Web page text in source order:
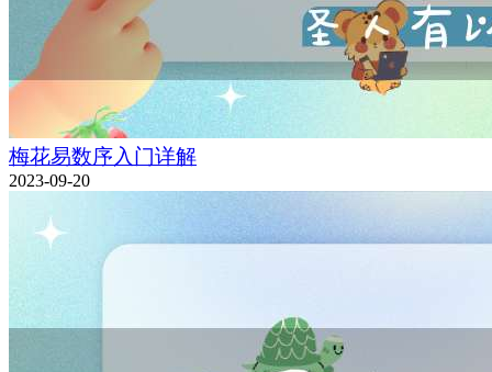
梅花易数序入门详解
2023-09-20